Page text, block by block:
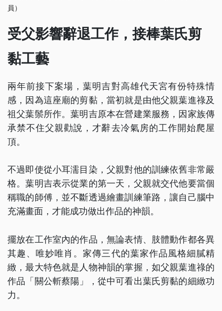
員）
受父影響辭退工作，接棒葉氏剪
黏工藝
兩年前接下案場，葉明吉對高雄代天宮有份特殊情
感，因為這座廟的剪黏，當初就是由他父親葉進祿及
祖父葉鬃所作。葉明吉原本在營建業服務，因家族傳
承禁不住父親勸說，才辭去冷氣房的工作開始爬屋
頂。
不過即使從小耳濡目染，父親對他的訓練依舊非常嚴
格。葉明吉表示從業的第一天，父親就交代他要當個
稱職的師傅，並不斷透過繪畫訓練筆路，讓自己腦中
充滿畫面，才能成功做出作品的神韻。
擺放在工作室內的作品，無論表情、肢體動作都各異
其趣、唯妙唯肖。家傳三代的葉家作品風格細膩精
緻，最大特色就是人物神韻的掌握，如父親葉進祿的
作品「關公斬蔡陽」，從中可看出葉氏剪黏的細緻功
力。